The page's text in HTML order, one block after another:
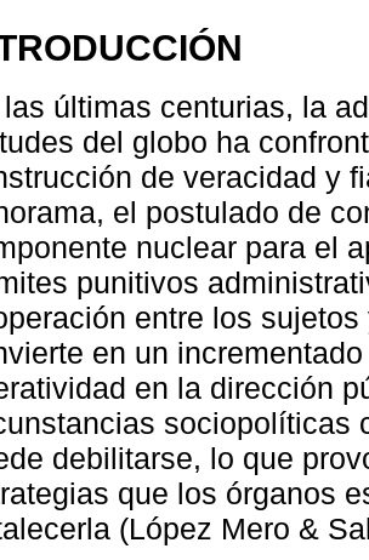
las últimas centurias, la
del globo ha
de veracidad y
el postulado de
nuclear para el
punitivos
entre los
en un
en la dirección
sociopolíticas
debilitarse, lo que
que los órganos
(López Mero &